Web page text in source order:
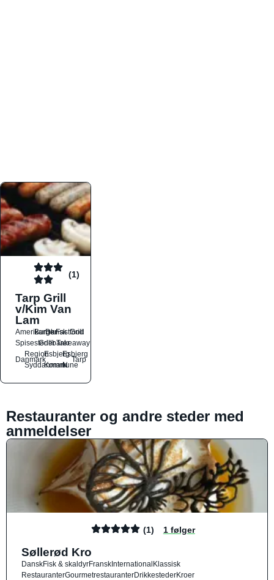
(1)
Tarp Grill
v/Kim Van
Lam
Amerikansk
BurgerDanskFastfood
Grill
SpisestederGrillbarerTakeaway
Danmark
Region
Syddanmark
Esbjerg
Kommune
Esbjerg
N
Tarp
Restauranter og andre steder med
anmeldelser
(1) 1 følger
Søllerød Kro
DanskFisk & skaldyrFranskInternationalKlassisk
RestauranterGourmetrestauranterDrikkestederKroer